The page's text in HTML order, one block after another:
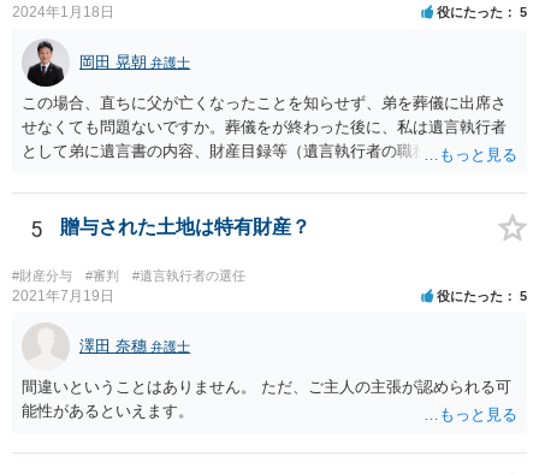
2024年1月18日 役にたった 5
岡田 晃朝 弁護士
この場合、直ちに父が亡くなったことを知らせず、弟を葬儀に出席さ
せなくても問題ないですか。葬儀をが終わった後に、私は遺言執行者
として弟に遺言書の内容、財産目録等（遺言執行者の職務）を知らせ
るかは喪主の自由です。 呼ばなくてもかまいません。 そもそも、そう
いう法律関係にありません。 遺言の内容と遺産の総額の通知、公正証
で、対応しましょう。 そのあとは遺留分の請求などがあればそれへの
対応となるでしょう。
5 贈与された土地は特有財産？
#財産分与 #審判 #遺言執行者の選任
2021年7月19日 役にたった 5
澤田 奈穗 弁護士
間違いということはありません。 ただ、ご主人の主張が認められる可
能性があるといえます。